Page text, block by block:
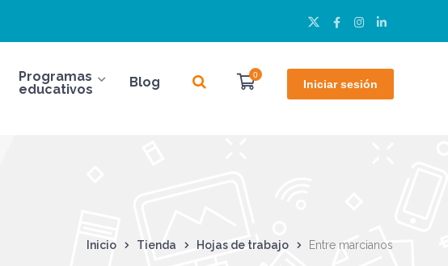
Twitter
Perfil
Facebook
Perfil
Instagram
Perfil
LinkedIn
Perfil
Iniciar sesión
0
Programas
educativos
Blog
Inicio Tienda Hojas de trabajo Entre marcianos